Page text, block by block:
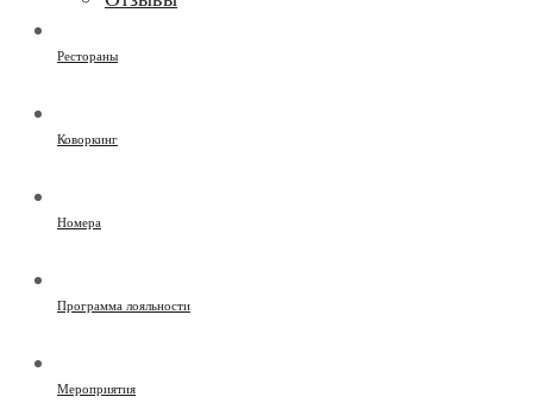
Рестораны
Коворкинг
Номера
Программа лояльности
Мероприятия